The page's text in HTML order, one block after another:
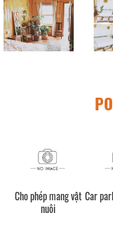
Cho phép mang vật
nuôi
Car